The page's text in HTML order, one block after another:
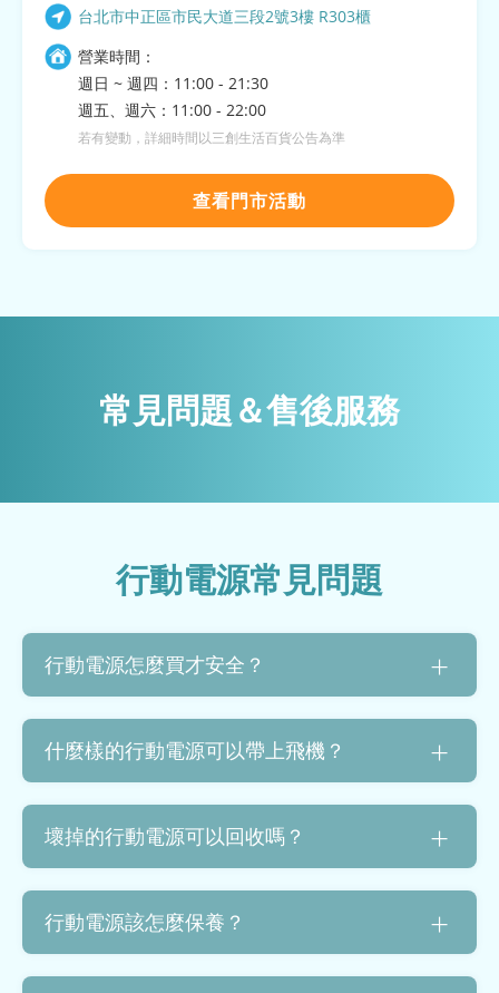
台北市中正區市民大道三段2號3樓 R303櫃
營業時間：
週日 ~ 週四：11:00 - 21:30
週五、週六：11:00 - 22:00
若有變動，詳細時間以三創生活百貨公告為準
查看門市活動
常見問題＆售後服務
行動電源常見問題
行動電源怎麼買才安全？
什麼樣的行動電源可以帶上飛機？
壞掉的行動電源可以回收嗎？
行動電源該怎麼保養？